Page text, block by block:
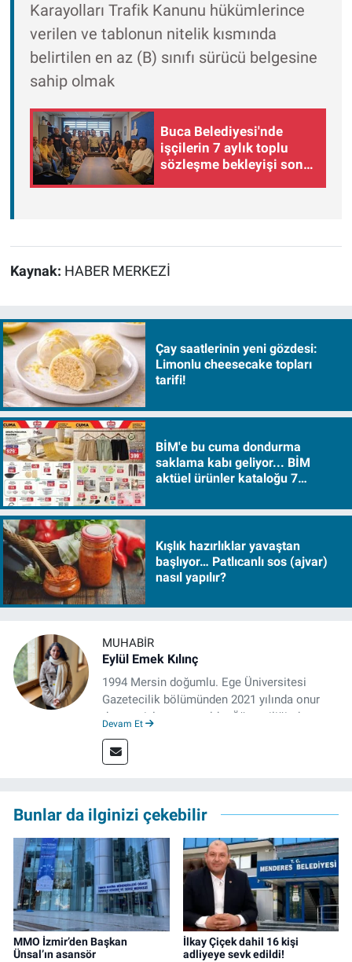
Karayolları Trafik Kanunu hükümlerince
verilen ve tablonun nitelik kısmında
belirtilen en az (B) sınıfı sürücü belgesine
sahip olmak
Buca Belediyesi'nde
işçilerin 7 aylık toplu
sözleşme bekleyişi sona
Kaynak: HABER MERKEZİ
Çay saatlerinin yeni gözdesi:
Limonlu cheesecake topları
tarifi!
BİM'e bu cuma dondurma
saklama kabı geliyor... BİM
aktüel ürünler kataloğu 7
Kışlık hazırlıklar yavaştan
başlıyor… Patlıcanlı sos (ajvar)
nasıl yapılır?
MUHABIR
Eylül Emek Kılınç
1994 Mersin doğumlu. Ege Üniversitesi
Gazetecilik bölümünden 2021 yılında onur
derecesiyle mezun oldu. Öğrenciliğinde
deneyimin dışında kapatılana kadar Artı TV
ve TELE1 TV Ankara bürolarında editör ve
Devam Et
Bunlar da ilginizi çekebilir
MMO İzmir’den Başkan
Ünsal’ın asansör
İlkay Çiçek dahil 16 kişi
adliyeye sevk edildi!